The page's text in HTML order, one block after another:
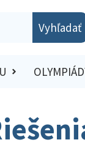
Vyhľadať